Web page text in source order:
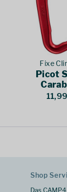
Fixe
Picot
Shop
Das